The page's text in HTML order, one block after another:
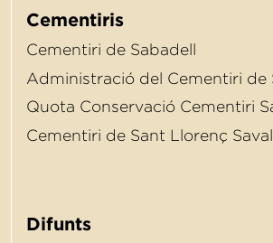
Cementiris
Cementiri de Sabadell
Administració del Cementiri de
Quota Conservació Cementiri
Cementiri de Sant Llorenç
Difunts